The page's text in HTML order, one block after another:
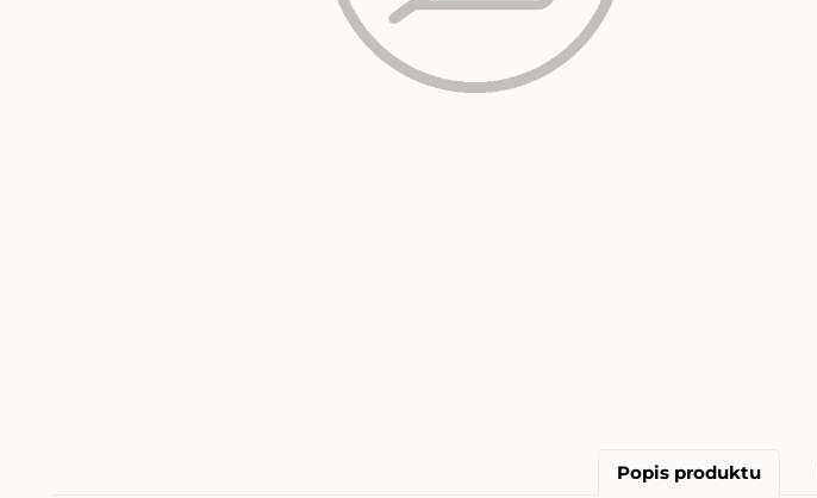
Popis produktu